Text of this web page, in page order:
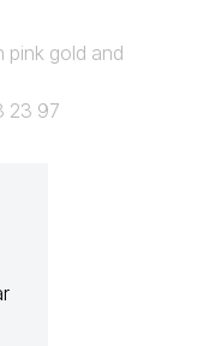
pink gold and
23 97